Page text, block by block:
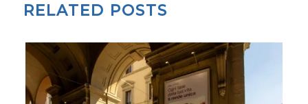
RELATED POSTS